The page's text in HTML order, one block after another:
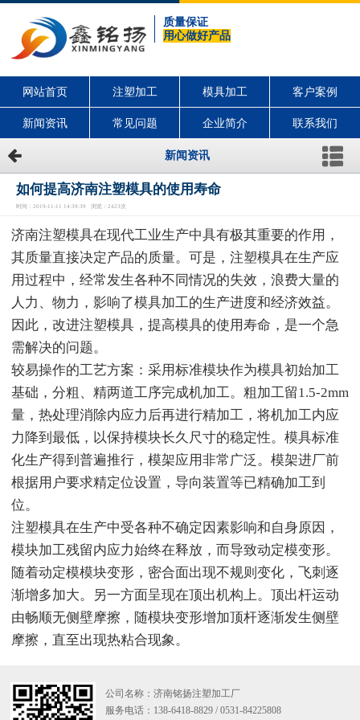
质量保证
用心做好产品
网站首页 注塑加工 模具加工 客户案例
新闻资讯 常见问题 企业简介 联系我们
新闻资讯
如何提高济南注塑模具的使用寿命
时间：2019-11-11 14:39:39 浏览：2423次
济南注塑模具在现代工业生产中具有极其重要的作用，
其质量直接决定产品的质量。可是，注塑模具在生产应
用过程中，经常发生各种不同情况的失效，浪费大量的
人力、物力，影响了模具加工的生产进度和经济效益。
因此，改进注塑模具，提高模具的使用寿命，是一个急
需解决的问题。
较易操作的工艺方案：采用标准模块作为模具初始加工
基础，分粗、精两道工序完成机加工。粗加工留1.5-2mm
量，热处理消除内应力后再进行精加工，将机加工内应
力降到最低，以保持模块长久尺寸的稳定性。模具标准
化生产得到普遍推行，模架应用非常广泛。模架进厂前
根据用户要求精定位设置，导向装置等已精确加工到
位。
注塑模具在生产中受各种不确定因素影响和自身原因，
模块加工残留内应力始终在释放，而导致动定模变形。
随着动定模模块变形，密合面出现不规则变化，飞刺逐
渐增多加大。另一方面呈现在顶出机构上。顶出杆运动
由畅顺无侧壁摩擦，随模块变形增加顶杆逐渐发生侧壁
摩擦，直至出现热粘合现象。
公司名称：济南铭扬注塑加工厂
服务电话：138-6418-8829 / 0531-84225808